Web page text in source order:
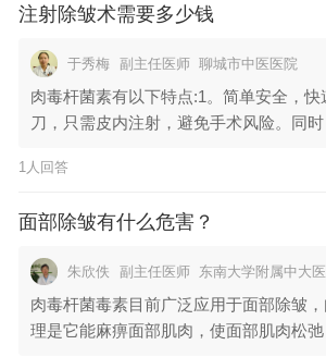
注射除皱术需要多少钱
于秀梅 副主任医师 聊城市中医医院
肉毒杆菌素有以下特点:1。简单安全，
刀，只需皮内注射，避免手术风险。同时
1人回答
面部除皱有什么危害？
朱欣佚 副主任医师 东南大学附属中大
肉毒杆菌毒素目前广泛应用于面部除皱
理是它能麻痹面部肌肉，使面部肌肉松弛